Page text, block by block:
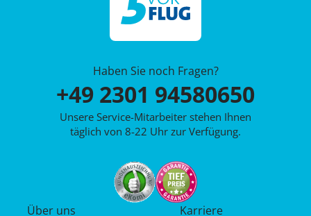
Haben Sie noch Fragen?
+49 2301 94580650
Unsere Service-Mitarbeiter stehen Ihnen
täglich von 8-22 Uhr zur Verfügung.
Über uns Karriere